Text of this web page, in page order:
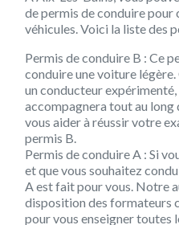
de permis de conduire pour
véhicules. Voici la liste des
Permis de conduire B : Ce
conduire une voiture légère.
un conducteur
accompagnera tout au
vous aider à réussir votre
permis B.
Permis de conduire A : Si
et que vous souhaitez
A est fait pour vous. Notre
disposition des formateurs
pour vous enseigner toutes